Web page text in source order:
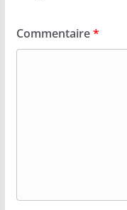
Commentaire*